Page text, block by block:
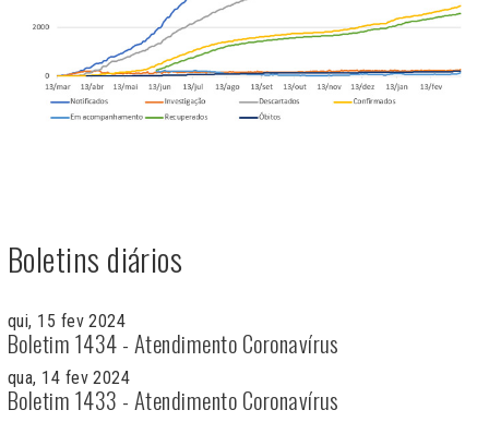
Boletins diários
qui, 15 fev 2024
Boletim 1434 - Atendimento Coronavírus
qua, 14 fev 2024
Boletim 1433 - Atendimento Coronavírus